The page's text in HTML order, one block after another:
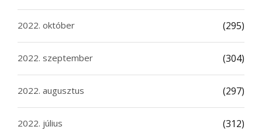
2022. október (295)
2022. szeptember (304)
2022. augusztus (297)
2022. július (312)